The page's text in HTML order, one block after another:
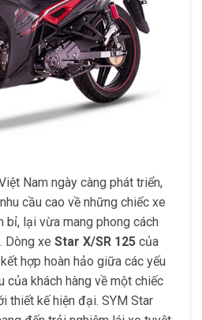
Nam ngày càng phát triển,
cầu cao về những chiếc xe
bỉ, lại vừa mang phong cách
Dòng xe Star X/SR 125 của
hợp hoàn hảo giữa các yếu
của khách hàng về một chiếc
thiết kế hiện đại. SYM Star